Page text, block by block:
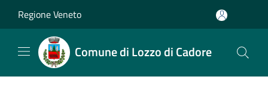
Regione Veneto
Comune di Lozzo di Cadore